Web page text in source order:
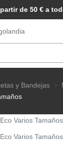
de 50 € a
y Bandejas